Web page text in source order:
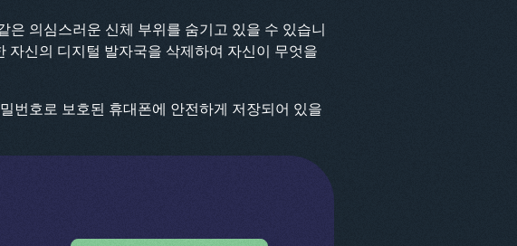
은 의심스러운 신체 부위를 숨기고 있을 수 있습니
자신의 디지털 발자국을 삭제하여 자신이 무엇을
번호로 보호된 휴대폰에 안전하게 저장되어 있을